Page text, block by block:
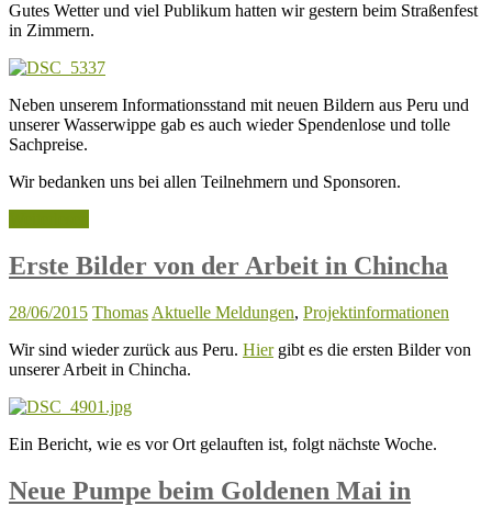
Gutes Wetter und viel Publikum hatten wir gestern beim Straßenfest
in Zimmern.
Neben unserem Informationsstand mit neuen Bildern aus Peru und
unserer Wasserwippe gab es auch wieder Spendenlose und tolle
Sachpreise.
Wir bedanken uns bei allen Teilnehmern und Sponsoren.
Erste Bilder von der Arbeit in Chincha
28/06/2015 Thomas Aktuelle Meldungen, Projektinformationen
Wir sind wieder zurück aus Peru. Hiergibt es die ersten Bilder von
unserer Arbeit in Chincha.
Ein Bericht, wie es vor Ort gelauften ist, folgt nächste Woche.
Neue Pumpe beim Goldenen Mai in